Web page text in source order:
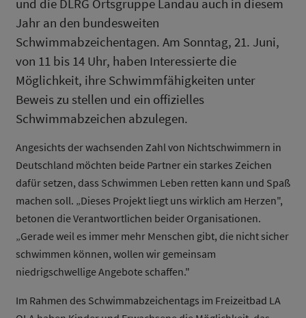
und die DLRG Ortsgruppe Landau auch in diesem
Jahr an den bundesweiten
Schwimmabzeichentagen. Am Sonntag, 21. Juni,
von 11 bis 14 Uhr, haben Interessierte die
Möglichkeit, ihre Schwimmfähigkeiten unter
Beweis zu stellen und ein offizielles
Schwimmabzeichen abzulegen.
Angesichts der wachsenden Zahl von Nichtschwimmern in
Deutschland möchten beide Partner ein starkes Zeichen
dafür setzen, dass Schwimmen Leben retten kann und Spaß
machen soll. „Dieses Projekt liegt uns wirklich am Herzen",
betonen die Verantwortlichen beider Organisationen.
„Gerade weil es immer mehr Menschen gibt, die nicht sicher
schwimmen können, wollen wir gemeinsam
niedrigschwellige Angebote schaffen."
Im Rahmen des Schwimmabzeichentags im Freizeitbad LA